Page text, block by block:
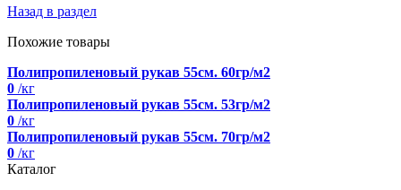
Назад в раздел
Похожие товары
Полипропиленовый рукав 55см. 60гр/м2
0 /кг
Полипропиленовый рукав 55см. 53гр/м2
0 /кг
Полипропиленовый рукав 55см. 70гр/м2
0 /кг
Каталог